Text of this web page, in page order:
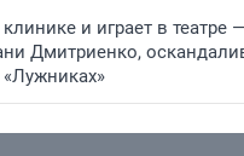
и играет в театре
Дмитриенко,
«Лужниках»